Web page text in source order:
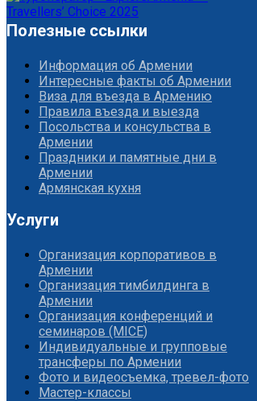
Полезные ссылки
Информация об Армении
Интересные факты об Армении
Виза для въезда в Армению
Правила въезда и выезда
Посольства и консульства в
Армении
Праздники и памятные дни в
Армении
Армянская кухня
Услуги
Организация корпоративов в
Армении
Организация тимбилдинга в
Армении
Организация конференций и
семинаров (MICE)
Индивидуальные и групповые
трансферы по Армении
Фото и видеосъемка, тревел-фото
Мастер-классы